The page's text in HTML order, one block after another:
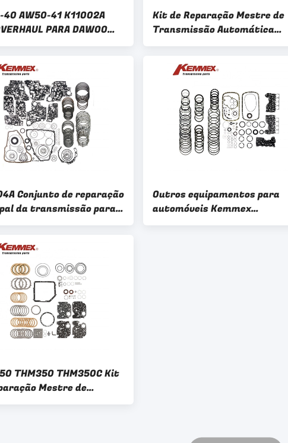
40 AW50-41 K11002A
PARA DAWOO
de
Kit de Reparação Mestre de
Transmissão Automática
Kemmex para Nissan Altima
Conjunto de reparação
da transmissão para o
Altima Maxima Quest
Outros equipamentos para
automóveis Kemmex
Transmissão automática
THM350 THM350C Kit
Mestre de
Automática Para